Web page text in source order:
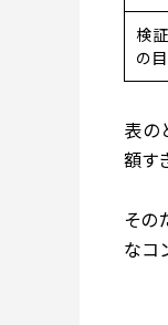
検
の
表の
額す
その
なコ